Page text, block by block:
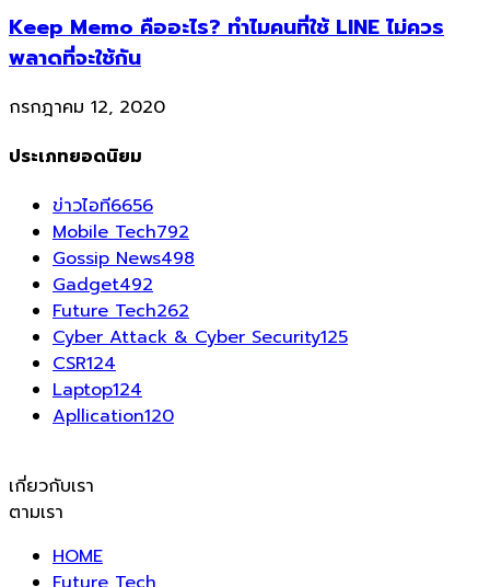
Keep Memo คืออะไร? ทำไมคนที่ใช้ LINE ไม่ควร
พลาดที่จะใช้กัน
กรกฎาคม 12, 2020
ประเภทยอดนิยม
ข่าวไอที6656
Mobile Tech792
Gossip News498
Gadget492
Future Tech262
Cyber Attack & Cyber Security125
CSR124
Laptop124
Apllication120
เกี่ยวกับเรา
ตามเรา
HOME